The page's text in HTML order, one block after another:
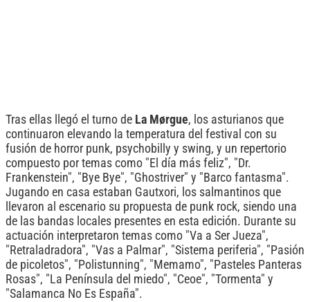
Tras ellas llegó el turno de La Mørgue, los asturianos que
continuaron elevando la temperatura del festival con su
fusión de horror punk, psychobilly y swing, y un repertorio
compuesto por temas como "El día más feliz", "Dr.
Frankenstein", "Bye Bye", "Ghostriver" y "Barco fantasma".
Jugando en casa estaban Gautxori, los salmantinos que
llevaron al escenario su propuesta de punk rock, siendo una
de las bandas locales presentes en esta edición. Durante su
actuación interpretaron temas como "Va a Ser Jueza",
"Retraladradora", "Vas a Palmar", "Sistema periferia", "Pasión
de picoletos", "Polistunning", "Memamo", "Pasteles Panteras
Rosas", "La Península del miedo", "Ceoe", "Tormenta" y
"Salamanca No Es España".